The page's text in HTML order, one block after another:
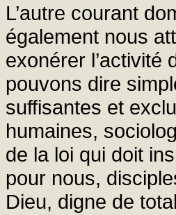
L’autre courant
également nous
exonérer l’activité
pouvons dire
suffisantes et
humaines,
de la loi qui doit
pour nous,
Dieu, digne de